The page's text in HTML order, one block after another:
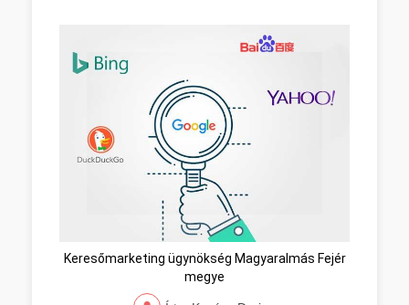
Keresőmarketing ügynökség Magyaralmás Fejér
megye